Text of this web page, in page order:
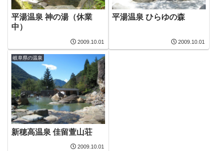
平湯温泉 神の湯（休業
中）
2009.10.01
平湯温泉 ひらゆの森
2009.10.01
岐阜県の温泉
新穂高温泉 佳留萱山荘
2009.10.01